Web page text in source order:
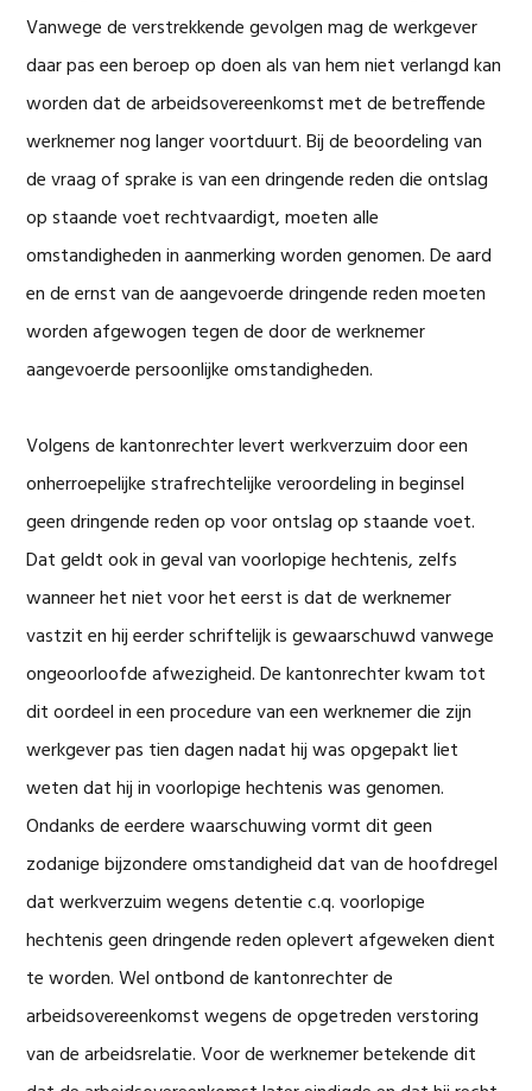
Vanwege de verstrekkende gevolgen mag de werkgever
daar pas een beroep op doen als van hem niet verlangd kan
worden dat de arbeidsovereenkomst met de betreffende
werknemer nog langer voortduurt. Bij de beoordeling van
de vraag of sprake is van een dringende reden die ontslag
op staande voet rechtvaardigt, moeten alle
omstandigheden in aanmerking worden genomen. De aard
en de ernst van de aangevoerde dringende reden moeten
worden afgewogen tegen de door de werknemer
aangevoerde persoonlijke omstandigheden.
Volgens de kantonrechter levert werkverzuim door een
onherroepelijke strafrechtelijke veroordeling in beginsel
geen dringende reden op voor ontslag op staande voet.
Dat geldt ook in geval van voorlopige hechtenis, zelfs
wanneer het niet voor het eerst is dat de werknemer
vastzit en hij eerder schriftelijk is gewaarschuwd vanwege
ongeoorloofde afwezigheid. De kantonrechter kwam tot
dit oordeel in een procedure van een werknemer die zijn
werkgever pas tien dagen nadat hij was opgepakt liet
weten dat hij in voorlopige hechtenis was genomen.
Ondanks de eerdere waarschuwing vormt dit geen
zodanige bijzondere omstandigheid dat van de hoofdregel
dat werkverzuim wegens detentie c.q. voorlopige
hechtenis geen dringende reden oplevert afgeweken dient
te worden. Wel ontbond de kantonrechter de
arbeidsovereenkomst wegens de opgetreden verstoring
van de arbeidsrelatie. Voor de werknemer betekende dit